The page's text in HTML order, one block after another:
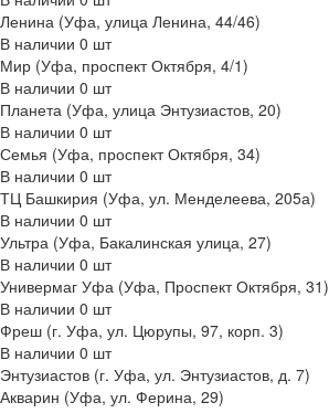
Ленина (Уфа, улица Ленина, 44/46)
В наличии 0 шт
Мир (Уфа, проспект Октября, 4/1)
В наличии 0 шт
Планета (Уфа, улица Энтузиастов, 20)
В наличии 0 шт
Семья (Уфа, проспект Октября, 34)
В наличии 0 шт
ТЦ Башкирия (Уфа, ул. Менделеева, 205а)
В наличии 0 шт
Ультра (Уфа, Бакалинская улица, 27)
В наличии 0 шт
Универмаг Уфа (Уфа, Проспект Октября, 31)
В наличии 0 шт
Фреш (г‌. Уфа, ул. Цюрупы, 97, корп. 3)
В наличии 0 шт
Энтузиастов (г. Уфа, ул. Энтузиастов, д. 7)
Акварин (Уфа, ул. Ферина, 29)